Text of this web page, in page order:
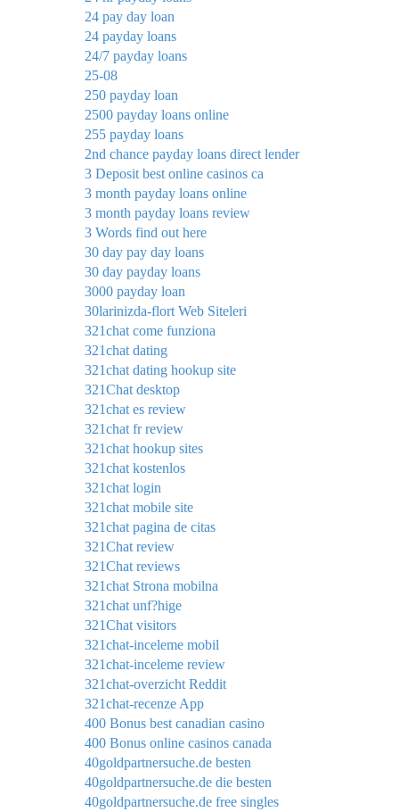
24 pay day loan
24 payday loans
24/7 payday loans
25-08
250 payday loan
2500 payday loans online
255 payday loans
2nd chance payday loans direct lender
3 Deposit best online casinos ca
3 month payday loans online
3 month payday loans review
3 Words find out here
30 day pay day loans
30 day payday loans
3000 payday loan
30larinizda-flort Web Siteleri
321chat come funziona
321chat dating
321chat dating hookup site
321Chat desktop
321chat es review
321chat fr review
321chat hookup sites
321chat kostenlos
321chat login
321chat mobile site
321chat pagina de citas
321Chat review
321Chat reviews
321chat Strona mobilna
321chat unf?hige
321Chat visitors
321chat-inceleme mobil
321chat-inceleme review
321chat-overzicht Reddit
321chat-recenze App
400 Bonus best canadian casino
400 Bonus online casinos canada
40goldpartnersuche.de besten
40goldpartnersuche.de die besten
40goldpartnersuche.de free singles